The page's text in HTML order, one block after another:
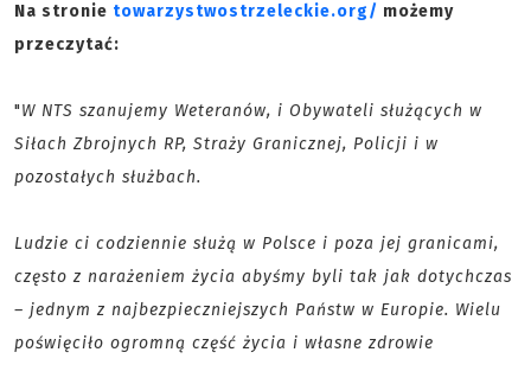
Na stronie towarzystwostrzeleckie.org/ możemy
przeczytać:
"W NTS szanujemy Weteranów, i Obywateli służących w
Siłach Zbrojnych RP, Straży Granicznej, Policji i w
pozostałych służbach.
Ludzie ci codziennie służą w Polsce i poza jej granicami,
często z narażeniem życia abyśmy byli tak jak dotychczas
– jednym z najbezpieczniejszych Państw w Europie. Wielu
poświęciło ogromną część życia i własne zdrowie